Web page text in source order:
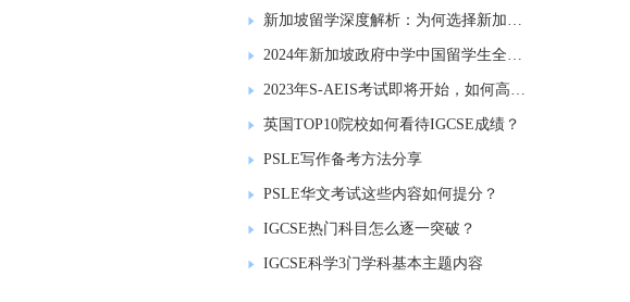
新加坡留学深度解析：为何选择新加坡作为留学目的地?
2024年新加坡政府中学中国留学生全额奖学金计划项目说明会
2023年S-AEIS考试即将开始，如何高效备考？
英国TOP10院校如何看待IGCSE成绩？
PSLE写作备考方法分享
PSLE华文考试这些内容如何提分？
IGCSE热门科目怎么逐一突破？
IGCSE科学3门学科基本主题内容